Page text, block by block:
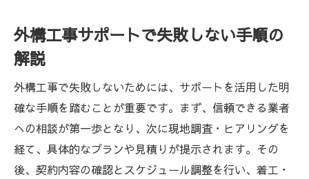
外構工事サポートで失敗しない手順の
解説
外構工事で失敗しないためには、サポートを活用した明
確な手順を踏むことが重要です。まず、信頼できる業者
への相談が第一歩となり、次に現地調査・ヒアリングを
経て、具体的なプランや見積りが提示されます。その
後、契約内容の確認とスケジュール調整を行い、着工・